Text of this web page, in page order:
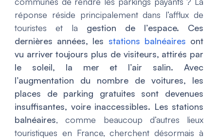
réponse réside principalement dans l’afflux de
touristes et la gestion de l’espace. Ces
dernières années, les stations balnéaires ont
vu arriver toujours plus de visiteurs, attirés par
le soleil, la mer et l’air salin. Avec
l’augmentation du nombre de voitures, les
places de parking gratuites sont devenues
insuffisantes, voire inaccessibles. Les stations
balnéaires, comme beaucoup d’autres lieux
touristiques en France, cherchent désormais à